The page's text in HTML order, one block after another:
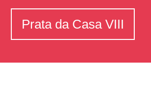
Prata da Casa VIII